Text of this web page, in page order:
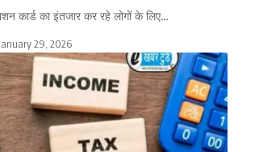
कार्ड का इंतजार कर रहे लोगों के लिए…
29, 2026